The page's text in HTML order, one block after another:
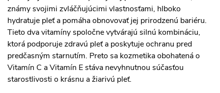
známy svojimi zvláčňujúcimi vlastnosťami, hlboko
hydratuje pleť a pomáha obnovovať jej prirodzenú bariéru.
Tieto dva vitamíny spoločne vytvárajú silnú kombináciu,
ktorá podporuje zdravú pleť a poskytuje ochranu pred
predčasným starnutím. Preto sa kozmetika obohatená o
Vitamín C a Vitamín E stáva nevyhnutnou súčasťou
starostlivosti o krásnu a žiarivú pleť.